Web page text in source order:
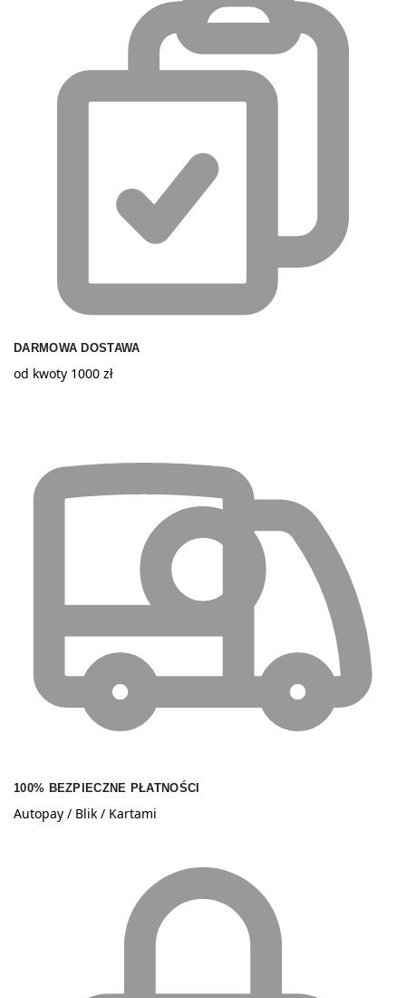
DARMOWA DOSTAWA
od kwoty 1000 zł
100% BEZPIECZNE PŁATNOŚCI
Autopay / Blik / Kartami